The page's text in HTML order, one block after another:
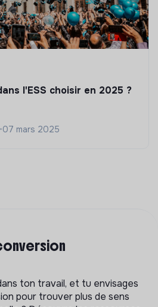
l'ESS choisir en 2025 ?
•07 mars 2025
ton travail, et tu envisages
pour trouver plus de sens